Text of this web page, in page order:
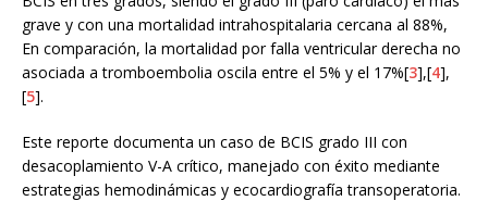
grave y con una mortalidad intrahospitalaria cercana al 88%,
En comparación, la mortalidad por falla ventricular derecha no
asociada a tromboembolia oscila entre el 5% y el 17%[3],[4],
[5].
Este reporte documenta un caso de BCIS grado III con
desacoplamiento V-A crítico, manejado con éxito mediante
estrategias hemodinámicas y ecocardiografía transoperatoria.